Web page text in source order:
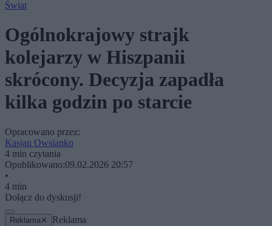
Świat
Ogólnokrajowy strajk
kolejarzy w Hiszpanii
skrócony. Decyzja zapadła
kilka godzin po starcie
Opracowano przez:
Kasjan Owsianko
4 min czytania
Opublikowano:09.02.2026 20:57
•
4 min
Dołącz do dyskusji!
Reklama ✕ Reklama